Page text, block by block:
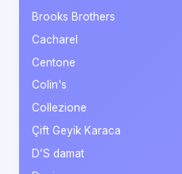
Brooks Brothers
Cacharel
Centone
Colin's
Collezione
Çift Geyik Karaca
D’S damat